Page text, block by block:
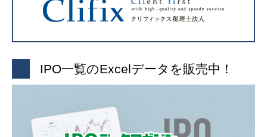
IPO一覧のExcelデータを販売中！